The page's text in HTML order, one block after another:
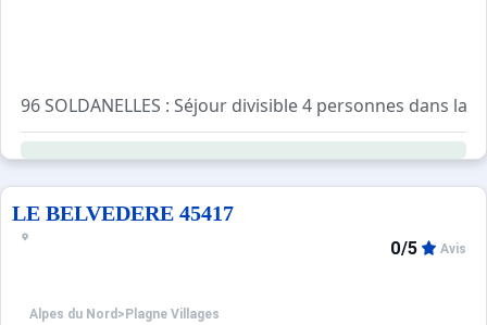
96 SOLDANELLES : Séjour divisible 4 personnes dans
Salle de bains : Lavabo, baignoire, WC séparés
Cuisine séparée : Four, 2 plaques électriques,
Séjour divisible : 1 lit gigogne 2 personnes
Coin nuit : 2 lits superposés. TV
CLASSEMENT MEUBLE : 2 CRISTAUX. Pas d'animaux.
LE BELVEDERE 45417
Alpes du Nord > Plagne Villages
0/5 Avis